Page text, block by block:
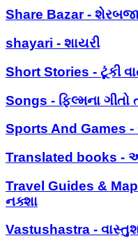
Share Bazar -
shayari - શાયરી
Short Stories - ટૂંકી
Songs - ફિલ્મના ગીતો
Sports And Games
Translated books -
Travel Guides &
નક્શા
Vastushastra -